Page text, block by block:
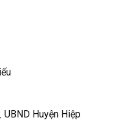
UBND Huyện Hiệp